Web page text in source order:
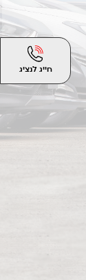
חייג לנציג